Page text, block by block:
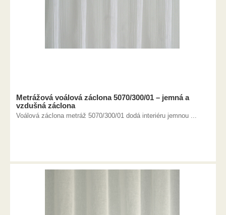
Metrážová voálová záclona 5070/300/01 – jemná a
vzdušná záclona
Voálová záclona metráž 5070/300/01 dodá interiéru jemnou ...